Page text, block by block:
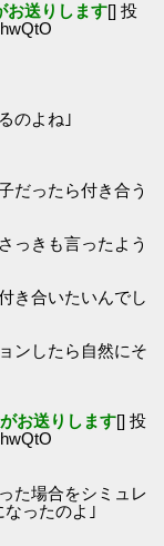
お送りします[] 投
のよね｣
だったら付き合う
っきも言ったよう
き合いたいんでし
ンしたら自然にそ
お送りします[] 投
た場合をシミュレ
ったのよ｣